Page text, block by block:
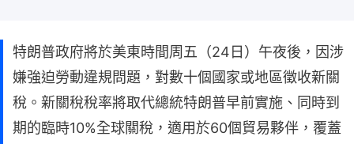
特朗普政府將於美東時間周五（24日）午夜後，因涉
嫌強迫勞動違規問題，對數十個國家或地區徵收新關
稅。新關稅稅率將取代總統特朗普早前實施、同時到
期的臨時10%全球關稅，適用於60個貿易夥伴，覆蓋